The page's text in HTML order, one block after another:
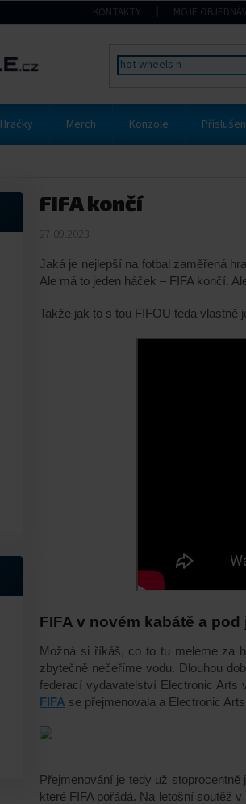
KONTAKTY MOJE
Hračky Merch Konzole
FIFA končí
27.09.2023
Jaká je nejlepší na fotbal zaměřená
Ale má to jeden háček – FIFA končí.
Takže jak to s tou FIFOU teda vlastně
FIFA v novém kabátě a
Možná si říkáš, co to tu meleme za
zbytečně nečeříme vodu. Dlouhou
federací vydavatelství Electronic Arts
FIFA se přejmenovala a Electronic
Přejmenování je tedy už
které FIFA pořádá. Na letošní soutěž